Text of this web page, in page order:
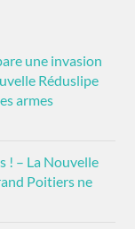
une invasion
Réduslipe
armes
! – La Nouvelle
Poitiers ne